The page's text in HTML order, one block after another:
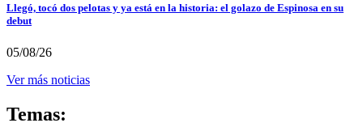
Llegó, tocó dos pelotas y ya está en la historia: el golazo de Espinosa en su
debut
05/08/26
Ver más noticias
Temas: